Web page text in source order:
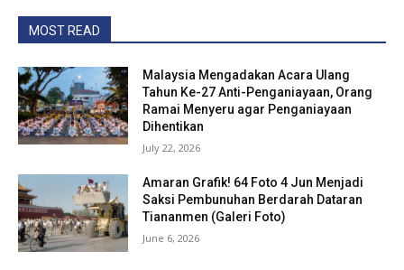
MOST READ
Malaysia Mengadakan Acara Ulang
Tahun Ke-27 Anti-Penganiayaan, Orang
Ramai Menyeru agar Penganiayaan
Dihentikan
July 22, 2026
Amaran Grafik! 64 Foto 4 Jun Menjadi
Saksi Pembunuhan Berdarah Dataran
Tiananmen (Galeri Foto)
June 6, 2026